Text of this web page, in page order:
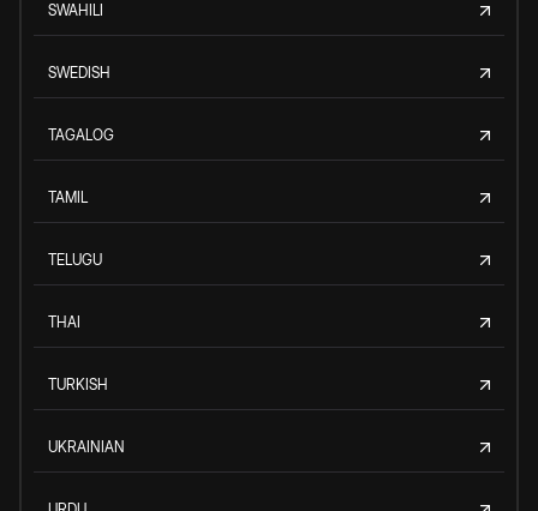
SWAHILI
SWEDISH
TAGALOG
TAMIL
TELUGU
THAI
TURKISH
UKRAINIAN